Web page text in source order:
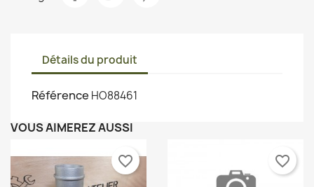
Détails du produit
Référence HO88461
VOUS AIMEREZ AUSSI
favorite_border favorite_border